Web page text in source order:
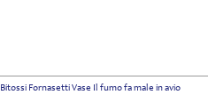
Bitossi Fornasetti Vase Il fumo fa male in avio